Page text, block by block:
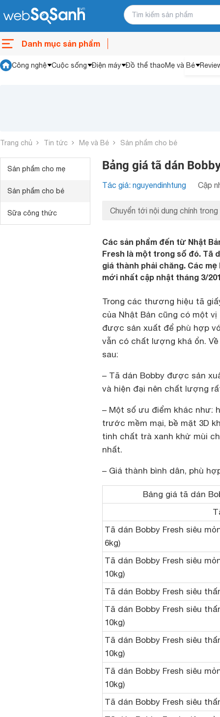
Danh mục sản phẩm
Công nghệ Cuộc sống Điện máy Đồ thể thaoMẹ và Bé
Trang chủ Tin tức Mẹ và Bé Sản phẩm cho bé
Sản phẩm cho mẹ
Sản phẩm cho bé
Sữa công thức
Bảng giá tã dán
Tác giả: nguyendinhtung Cập
Chuyển tới nội dung chính trong
Các sản phẩm đến từ Nhật
Fresh là một trong số đó. Tã
giá thành phải chăng. Các
mới nhất cập nhật tháng 3/
Trong các thương hiệu tã
của Nhật Bản cũng có một
được sản xuất để phù hợp
vẫn có chất lượng khá ổn.
sau:
– Tã dán Bobby được sản
và hiện đại nên chất lượng
– Một số ưu điểm khác như:
trước mềm mại, bề mặt 3D
tinh chất trà xanh khử mùi
nhất.
– Giá thành bình dân, phù
Bảng giá tã dán
Tã dán Bobby Fresh siêu
6kg)
Tã dán Bobby Fresh siêu
10kg)
Tã dán Bobby Fresh siêu
Tã dán Bobby Fresh siêu
10kg)
Tã dán Bobby Fresh siêu
10kg)
Tã dán Bobby Fresh siêu
10kg)
Tã dán Bobby Fresh siêu